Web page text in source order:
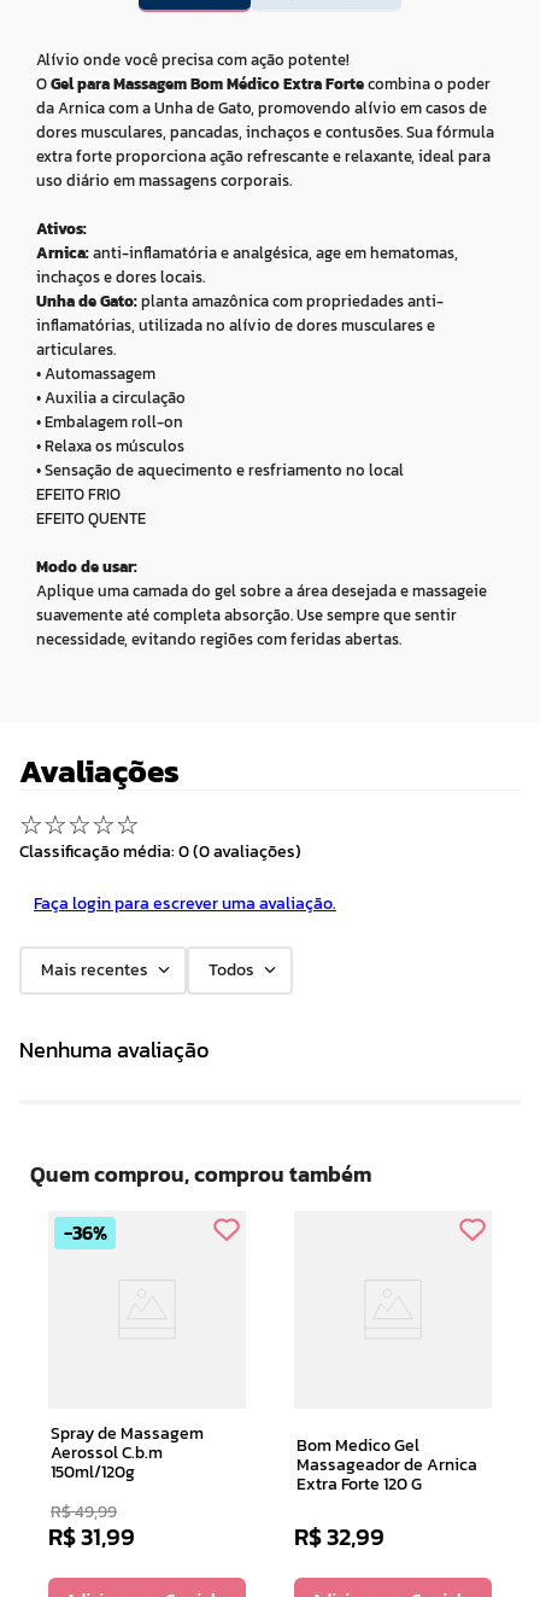
Alívio onde você precisa com ação potente!
OGel para Massagem Bom Médico Extra Fortecombina o poder
da Arnica com a Unha de Gato, promovendo alívio em casos de
dores musculares, pancadas, inchaços e contusões. Sua fórmula
extra forte proporciona ação refrescante e relaxante, ideal para
uso diário em massagens corporais.
Ativos:
Arnica:anti-inflamatória e analgésica, age em hematomas,
inchaços e dores locais.
Unha de Gato:planta amazônica com propriedades anti-
inflamatórias, utilizada no alívio de dores musculares e
articulares.
• Automassagem
• Auxilia a circulação
• Embalagem roll-on
• Relaxa os músculos
• Sensação de aquecimento e resfriamento no local
EFEITO FRIO
EFEITO QUENTE
Modo de usar:
Aplique uma camada do gel sobre a área desejada e massageie
suavemente até completa absorção. Use sempre que sentir
necessidade, evitando regiões com feridas abertas.
Avaliações
☆☆☆☆☆
Classificação média: 0(0 avaliações)
Faça login para escrever uma avaliação.
Mais recentes Todos
Nenhuma avaliação
Quem comprou, comprou também
36%
Spray de Massagem
Aerossol C.b.m
150ml/120g
R$49,99
R$31,99
Bom Medico Gel
Massageador de Arnica
Extra Forte 120 G
R$32,99